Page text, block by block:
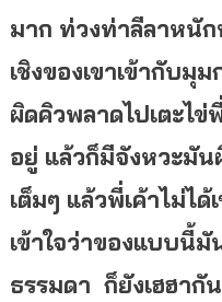
มาก ท่วงท่าลีลาหนัก
เชิงของเขาเข้ากับมุ
ผิดคิวพลาดไปเตะไข่
อยู่ แล้วก็มีจังหวะมั
เต็มๆ แล้วพี่เค้าไม่ไ
เข้าใจว่าของแบบนี้มั
ธรรมดา ก็ยังเฮฮา